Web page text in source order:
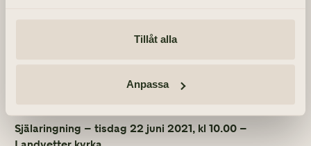
Tillåt alla
Anpassa
Tacksägelse – söndag 4 juli 2021, kl 18.00 –
Själaringning – tisdag 22 juni 2021, kl 10.00 –